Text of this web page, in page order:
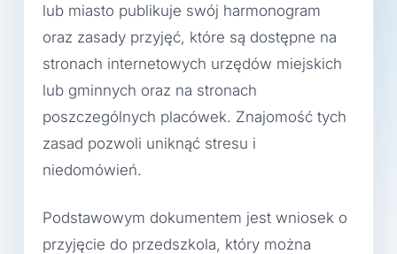
lub miasto publikuje swój harmonogram
oraz zasady przyjęć, które są dostępne na
stronach internetowych urzędów miejskich
lub gminnych oraz na stronach
poszczególnych placówek. Znajomość tych
zasad pozwoli uniknąć stresu i
niedomówień.
Podstawowym dokumentem jest wniosek o
przyjęcie do przedszkola, który można